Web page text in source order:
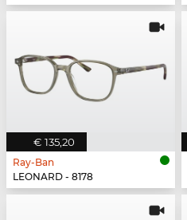
€ 135,20
Ray-Ban
LEONARD - 8178